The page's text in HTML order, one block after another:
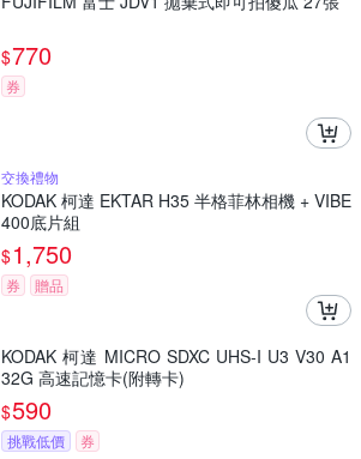
$770
券
交換禮物
KODAK 柯達 EKTAR H35 半格菲林相機 + VIBE
400底片組
$1,750
券 贈品
KODAK 柯達 MICRO SDXC UHS-I U3 V30 A1
32G 高速記憶卡(附轉卡)
$590
挑戰低價 券